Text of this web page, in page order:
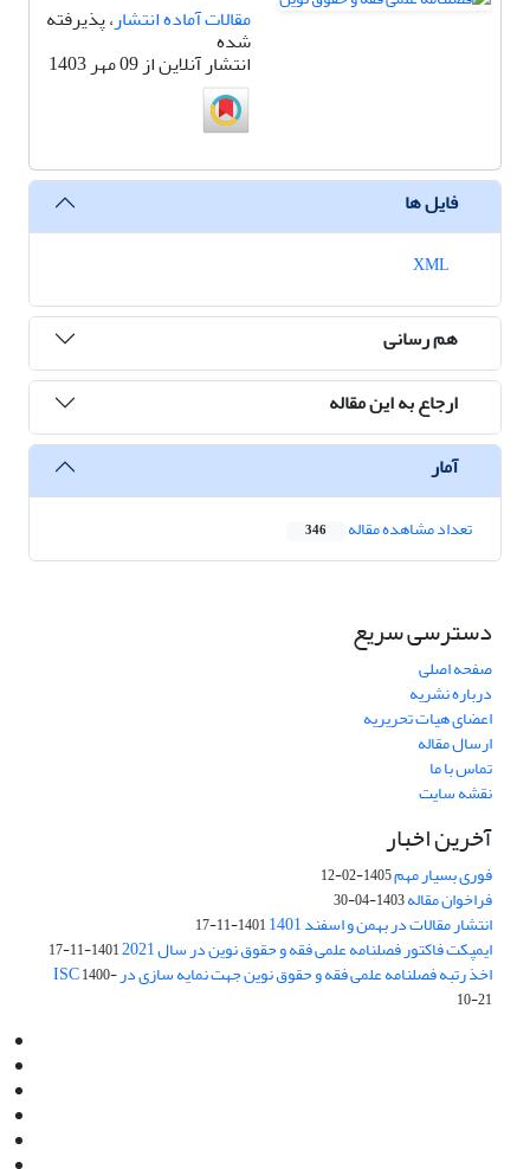
مقالات آماده انتشار، پذیرفته
شده
انتشار آنلاین از 09 مهر 1403
فایل ها
هم رسانی
ارجاع به این مقاله
آمار
تعداد مشاهده مقاله 346
دسترسی سریع
صفحه اصلی
درباره نشریه
اعضای هیات تحریریه
ارسال مقاله
تماس با ما
نقشه سایت
آخرین اخبار
فوری بسیار مهم1405-02-12
فراخوان مقاله1403-04-30
انتشار مقالات در بهمن و اسفند 1401 1401-11-17
ایمپکت فاکتور فصلنامه علمی فقه و حقوق نوین در سال 2021 1401-11-17
اخذ رتبه فصلنامه علمی فقه و حقوق نوین جهت نمایه سازی در ISC1400-
10-21